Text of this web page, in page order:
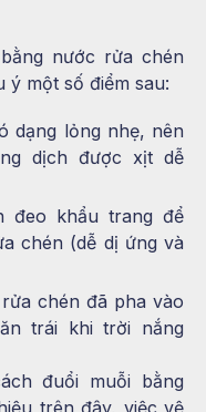
nước rửa chén
ý một số điểm sau:
dạng lỏng nhẹ, nên
dịch được xịt dễ
đeo khẩu trang để
chén (dễ dị ứng và
chén đã pha vào
trái khi trời nắng
đuổi muỗi bằng